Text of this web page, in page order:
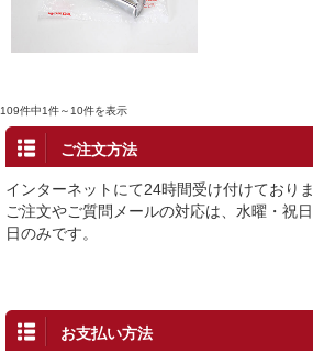
109件中1件～10件を表示
ご注文方法
インターネットにて24時間受け付けておりま
ご注文やご質問メールの対応は、水曜・祝
日のみです。
お支払い方法